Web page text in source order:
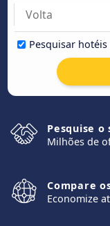
Pesquisar
Pesquise o
Milhões de
Compare
Economize